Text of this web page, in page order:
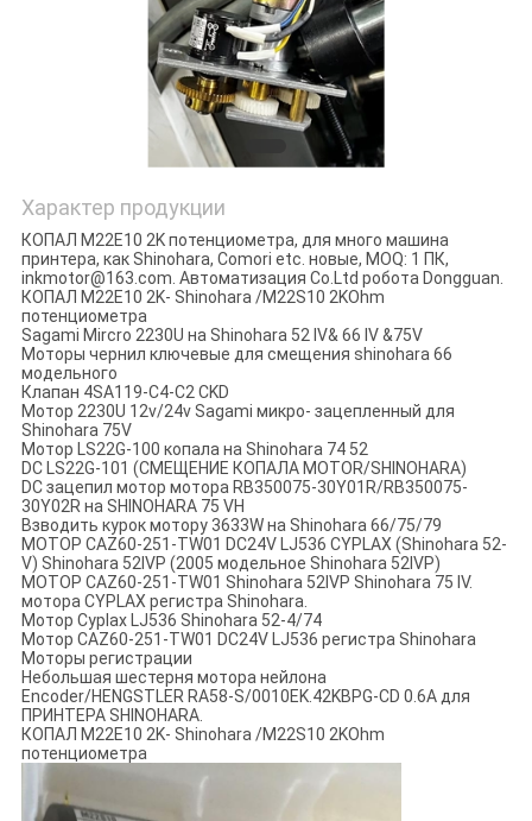
Характер продукции
КОПАЛ M22E10 2K потенциометра, для много машина
принтера, как Shinohara, Comori etc. новые, MOQ: 1 ПК,
inkmotor@163.com. Автоматизация Co.Ltd робота Dongguan.
КОПАЛ M22E10 2K- Shinohara /M22S10 2KOhm
потенциометра
Sagami Mircro 2230U на Shinohara 52 IV& 66 IV &75V
Моторы чернил ключевые для смещения shinohara 66
модельного
Клапан 4SA119-C4-C2 CKD
Мотор 2230U 12v/24v Sagami микро- зацепленный для
Shinohara 75V
Мотор LS22G-100 копала на Shinohara 74 52
DC LS22G-101 (СМЕЩЕНИЕ КОПАЛА MOTOR/SHINOHARA)
DC зацепил мотор мотора RB350075-30Y01R/RB350075-
30Y02R на SHINOHARA 75 VH
Взводить курок мотору 3633W на Shinohara 66/75/79
МОТОР CAZ60-251-TW01 DC24V LJ536 CYPLAX (Shinohara 52-
V) Shinohara 52IVP (2005 модельное Shinohara 52IVP)
МОТОР CAZ60-251-TW01 Shinohara 52IVP Shinohara 75 IV.
мотора CYPLAX регистра Shinohara.
Мотор Cyplax LJ536 Shinohara 52-4/74
Мотор CAZ60-251-TW01 DC24V LJ536 регистра Shinohara
Моторы регистрации
Небольшая шестерня мотора нейлона
Encoder/HENGSTLER RA58-S/0010EK.42KBPG-CD 0.6A для
ПРИНТЕРА SHINOHARA.
КОПАЛ M22E10 2K- Shinohara /M22S10 2KOhm
потенциометра